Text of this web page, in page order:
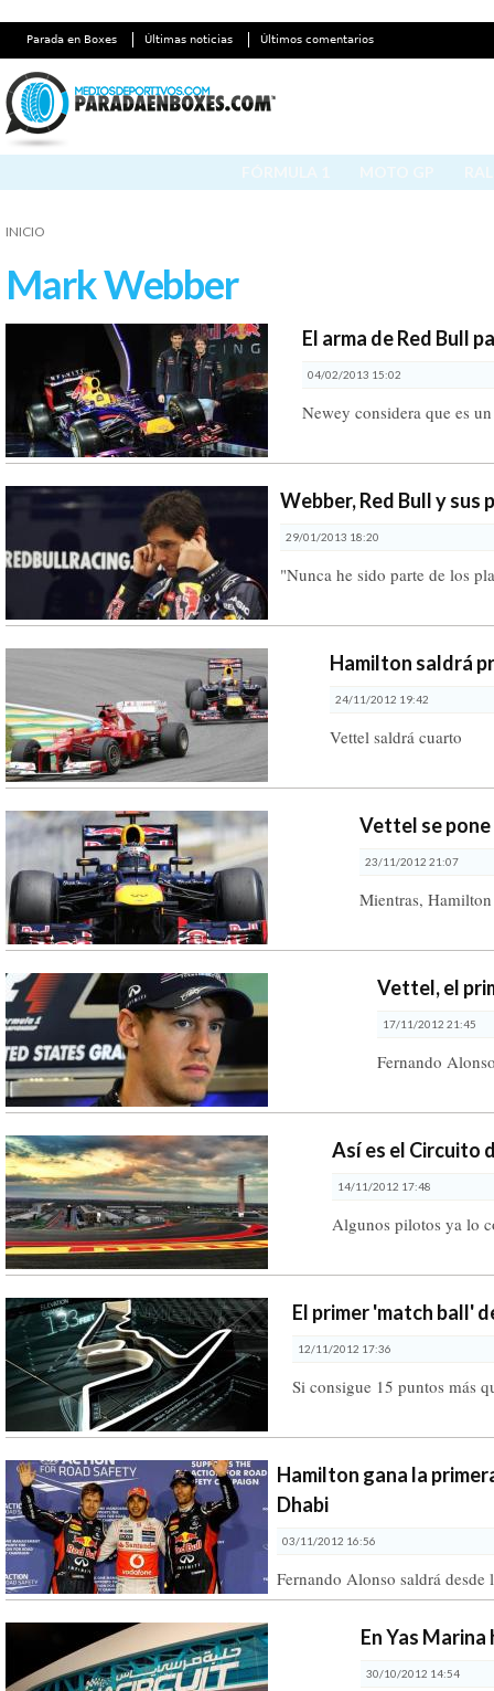
Parada en Boxes Últimas noticias Últimos comentarios
INICIO
Mark Webber
El arma de Red Bull
04/02/2013 15:02
Newey considera que es
Webber, Red Bull y sus
29/01/2013 18:20
"Nunca he sido parte de los
Hamilton saldrá
24/11/2012 19:42
Vettel saldrá cuarto
Vettel se
23/11/2012 21:07
Mientras,
Vettel, el
17/11/2012 21:45
Fernando
Así es el Circuito
14/11/2012 17:48
Algunos pilotos ya lo
El primer 'match ball'
12/11/2012 17:36
Si consigue 15 puntos más
Hamilton gana la
Dhabi
03/11/2012 16:56
Fernando Alonso saldrá desde
En Yas
30/10/2012 14:54